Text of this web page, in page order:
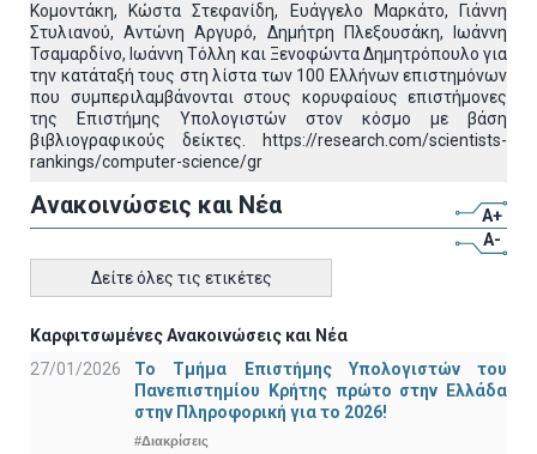
Κομοντάκη, Κώστα Στεφανίδη, Ευάγγελο Μαρκάτο, Γιάννη
Στυλιανού, Αντώνη Αργυρό, Δημήτρη Πλεξουσάκη, Ιωάννη
Τσαμαρδίνο, Ιωάννη Τόλλη και Ξενοφώντα Δημητρόπουλο για
την κατάταξή τους στη λίστα των 100 Ελλήνων επιστημόνων
που συμπεριλαμβάνονται στους κορυφαίους επιστήμονες
της Επιστήμης Υπολογιστών στον κόσμο με βάση
βιβλιογραφικούς δείκτες. https://research.com/scientists-
rankings/computer-science/gr
Ανακοινώσεις και Νέα
A+
A-
Δείτε όλες τις ετικέτες
Καρφιτσωμένες Ανακοινώσεις και Νέα
27/01/2026
Το Τμήμα Επιστήμης Υπολογιστών του
Πανεπιστημίου Κρήτης πρώτο στην Ελλάδα
στην Πληροφορική για το 2026!
#Διακρίσεις